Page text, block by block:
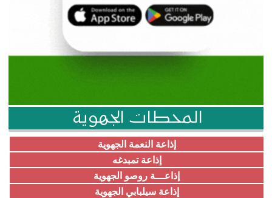
المحطات الجهوية
إذاعة النعمة الجهوية
إذاعة تمبدغه
إذاعـــة روصو الجهوية
إذاعة سيلبابي الجهوية